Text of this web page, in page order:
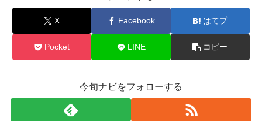
X Facebook はてブ
Pocket LINE コピー
今旬ナビをフォローする